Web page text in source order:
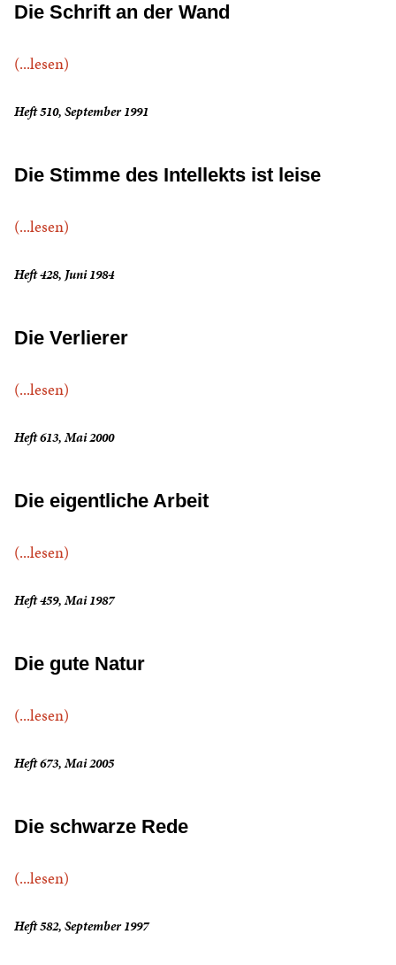
Die Schrift an der Wand
(...lesen)
Heft 510, September 1991
Die Stimme des Intellekts ist leise
(...lesen)
Heft 428, Juni 1984
Die Verlierer
(...lesen)
Heft 613, Mai 2000
Die eigentliche Arbeit
(...lesen)
Heft 459, Mai 1987
Die gute Natur
(...lesen)
Heft 673, Mai 2005
Die schwarze Rede
(...lesen)
Heft 582, September 1997